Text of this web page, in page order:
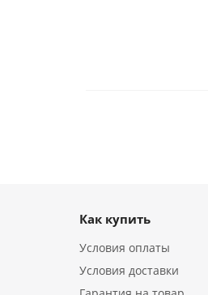
Как купить
Условия оплаты
Условия доставки